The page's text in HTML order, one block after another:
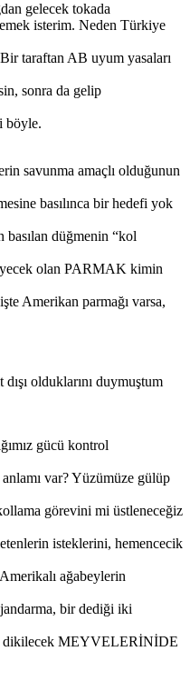
gelecek tokada
isterim. Neden Türkiye
taraftan AB uyum yasaları
sonra da gelip
böyle.
savunma amaçlı olduğunun
basılınca bir hedefi yok
basılan düğmenin “kol
olan PARMAK kimin
Amerikan parmağı varsa,
dışı olduklarını duymuştum
gücü kontrol
var? Yüzümüze gülüp
görevini mi üstleneceğiz
isteklerini, hemencecik
ağabeylerin
bir dediği iki
dikilecek MEYVELERİNİDE